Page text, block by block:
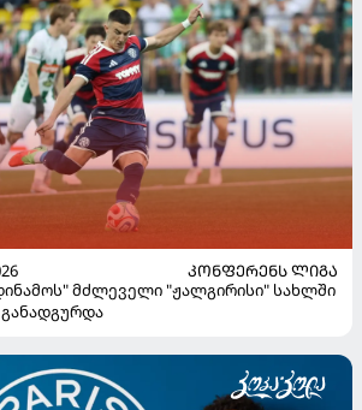
ᲙᲝᲜᲤᲔᲠᲔᲜᲡ ᲚᲘᲒᲐ
მძლეველი "ჟალგირისი" სახლში